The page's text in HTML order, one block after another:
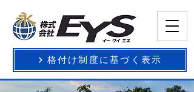
格付け制度に基づく表示